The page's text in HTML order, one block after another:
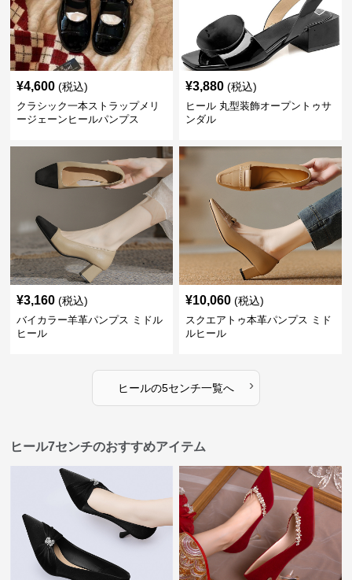
¥4,600 (税込)
クラシック一本ストラップメリ
ージェーンヒールパンプス
¥3,880 (税込)
ヒール 丸型装飾オープントゥサ
ンダル
¥3,160 (税込)
バイカラー羊革パンプス ミドル
ヒール
¥10,060 (税込)
スクエアトゥ本革パンプス ミド
ルヒール
ヒールの5センチ一覧へ ›
ヒール7センチのおすすめアイテム